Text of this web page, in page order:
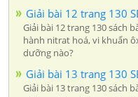
Giải bài 12 trang 130
Giải bài 12 trang 130 sách
hành nitrat hoá, vi khuẩn
dưỡng nào?
Giải bài 13 trang 130
Giải bài 13 trang 130 sách